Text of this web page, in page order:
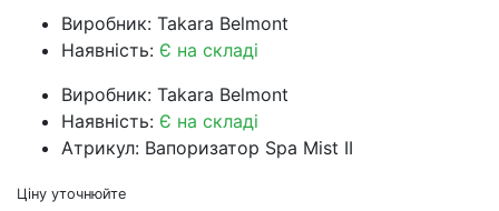
Виробник: Takara Belmont
Наявність: Є на складі
Виробник: Takara Belmont
Наявність: Є на складі
Атрикул: Вапоризатор Spa Mist II
Ціну уточнюйте